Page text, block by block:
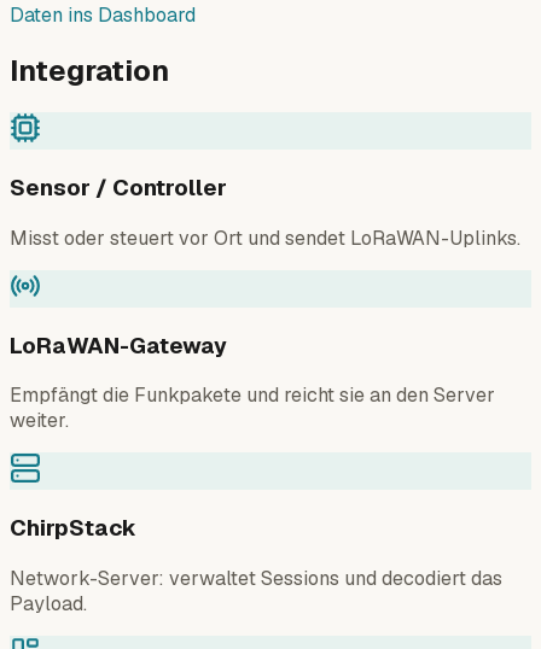
Daten ins Dashboard
Integration
Sensor / Controller
Misst oder steuert vor Ort und sendet LoRaWAN-Uplinks.
LoRaWAN-Gateway
Empfängt die Funkpakete und reicht sie an den Server
weiter.
ChirpStack
Network-Server: verwaltet Sessions und decodiert das
Payload.